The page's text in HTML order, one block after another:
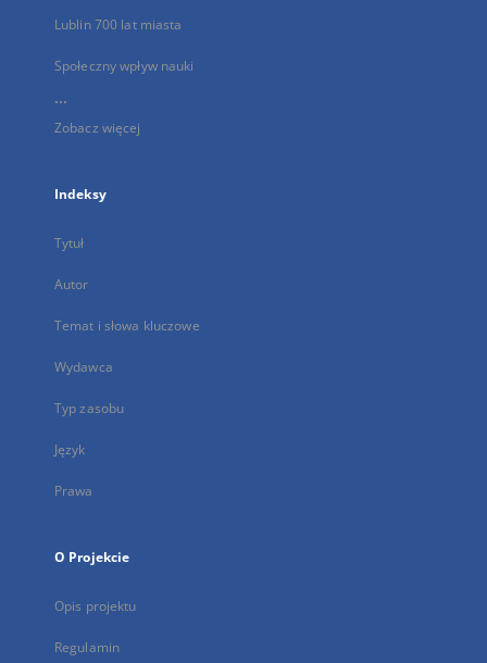
Lublin 700 lat miasta
Społeczny wpływ nauki
...
Zobacz więcej
Indeksy
Tytuł
Autor
Temat i słowa kluczowe
Wydawca
Typ zasobu
Język
Prawa
O Projekcie
Opis projektu
Regulamin